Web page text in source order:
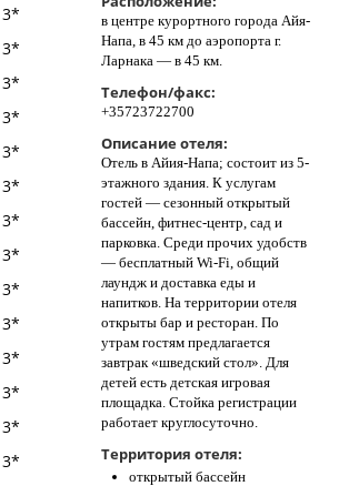
в центре курортного города Айя-
Напа, в 45 км до аэропорта г.
Ларнака — в 45 км.
Телефон/факс:
+35723722700
Описание отеля:
Отель в Айия-Напа; состоит из 5-
этажного здания. К услугам
гостей — сезонный открытый
бассейн, фитнес-центр, сад и
парковка. Среди прочих удобств
— бесплатный Wi-Fi, общий
лаундж и доставка еды и
напитков. На территории отеля
открыты бар и ресторан. По
утрам гостям предлагается
завтрак «шведский стол». Для
детей есть детская игровая
площадка. Стойка регистрации
работает круглосуточно.
Территория отеля:
открытый бассейн